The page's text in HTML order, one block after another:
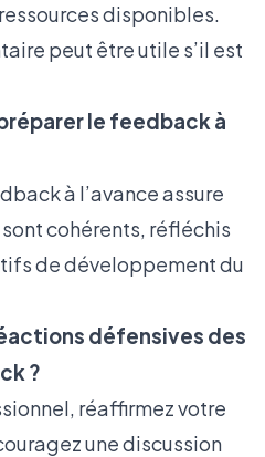
disponibles.
peut être utile s’il est
le feedback à
à l’avance assure
cohérents, réfléchis
de développement du
défensives des
?
réaffirmez votre
une discussion